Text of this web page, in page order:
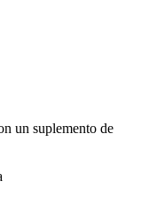
un suplemento de